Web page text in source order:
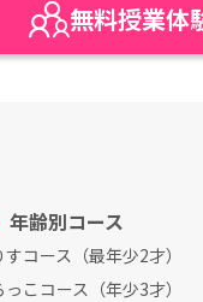
無料授業体
年齢別コース
すコース（最年少2才）
っこコース（年少3才）